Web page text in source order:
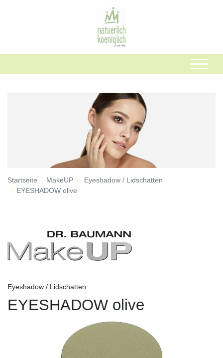
Startseite MakeUP
Eyeshadow / Lidschatten
EYESHADOW olive
Eyeshadow / Lidschatten
EYESHADOW olive